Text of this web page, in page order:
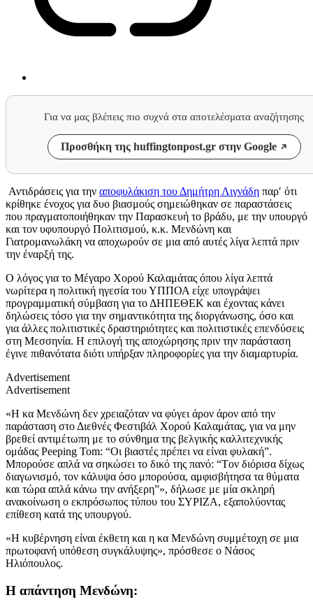
Για να μας βλέπεις πιο συχνά στα αποτελέσματα αναζήτησης
Προσθήκη της huffingtonpost.gr στην Google
Αντιδράσεις για την αποφυλάκιση του Δημήτρη Λιγνάδη παρ′ ότι
κρίθηκε ένοχος για δυο βιασμούς σημειώθηκαν σε παραστάσεις
που πραγματοποιήθηκαν την Παρασκευή το βράδυ, με την υπουργό
και τον υφυπουργό Πολιτισμού, κ.κ. Μενδώνη και
Γιατρομανωλάκη να αποχωρούν σε μια από αυτές λίγα λεπτά πριν
την έναρξή της.
Ο λόγος για το Μέγαρο Χορού Καλαμάτας όπου λίγα λεπτά
νωρίτερα η πολιτική ηγεσία του ΥΠΠΟΑ είχε υπογράψει
προγραμματική σύμβαση για το ΔΗΠΕΘΕΚ και έχοντας κάνει
δηλώσεις τόσο για την σημαντικότητα της διοργάνωσης, όσο και
για άλλες πολιτιστικές δραστηριότητες και πολιτιστικές επενδύσεις
στη Μεσσηνία. Η επιλογή της αποχώρησης πριν την παράσταση
έγινε πιθανότατα διότι υπήρξαν πληροφορίες για την διαμαρτυρία.
Advertisement
Advertisement
«Η κα Μενδώνη δεν χρειαζόταν να φύγει άρον άρον από την
παράσταση στο Διεθνές Φεστιβάλ Χορού Καλαμάτας, για να μην
βρεθεί αντιμέτωπη με το σύνθημα της βελγικής καλλιτεχνικής
ομάδας Peeping Tom: “Oι βιαστές πρέπει να είναι φυλακή”.
Μπορούσε απλά να σηκώσει το δικό της πανό: “Tον διόρισα δίχως
διαγωνισμό, τον κάλυψα όσο μπορούσα, αμφισβήτησα τα θύματα
και τώρα απλά κάνω την ανήξερη”», δήλωσε με μία σκληρή
ανακοίνωση ο εκπρόσωπος τύπου του ΣΥΡΙΖΑ, εξαπολύοντας
επίθεση κατά της υπουργού.
«Η κυβέρνηση είναι έκθετη και η κα Μενδώνη συμμέτοχη σε μια
πρωτοφανή υπόθεση συγκάλυψης», πρόσθεσε ο Νάσος
Ηλιόπουλος.
Η απάντηση Μενδώνη: